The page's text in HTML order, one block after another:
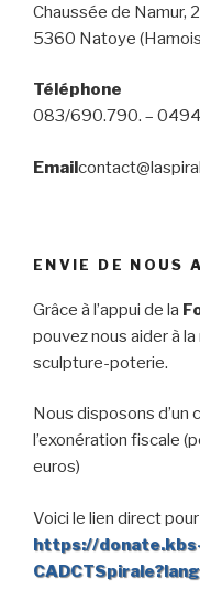
Chaussée de Namur,
5360 Natoye
Téléphone
083/690.790. –
Email
ENVIE DE NOUS
Grâce à l’appui de la
pouvez nous aider à
sculpture-poterie.
Nous disposons
l’exonération fiscale
euros)
Voici le lien direct
https://